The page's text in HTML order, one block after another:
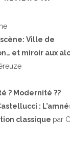
scène: Ville de
et miroir aux
? Modernité ??
:
classique par